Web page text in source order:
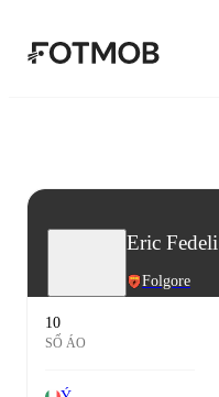
Eric Fedeli
Folgore
10
SỐ ÁO